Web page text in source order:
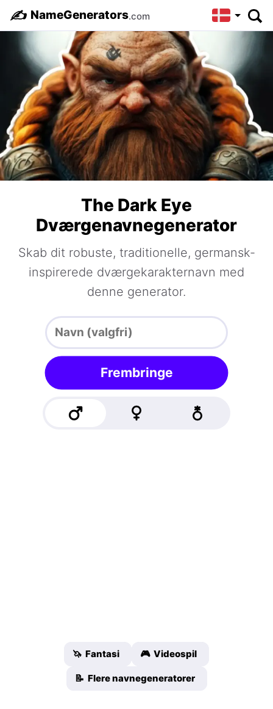
✍️ NameGenerators.com
The Dark Eye
Dværgenavnegenerator
Skab dit robuste, traditionelle, germansk-
inspirerede dværgekarakternavn med
denne generator.
Frembringe
🦄 Fantasi 🎮 Videospil
📝 Flere navnegeneratorer